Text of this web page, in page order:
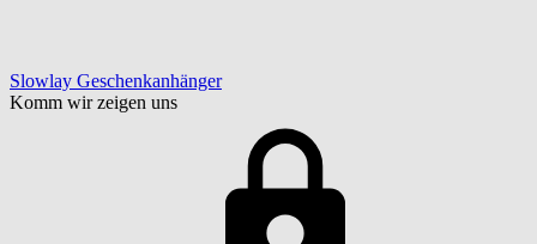
Slowlay Geschenkanhänger
Komm wir zeigen uns